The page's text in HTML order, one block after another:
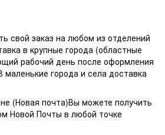
свой заказ на любом из отделений
в крупные города (областные
рабочий день после оформления
маленькие города и села доставка
(Новая почта)Вы можете получить
Новой Почты в любой точке